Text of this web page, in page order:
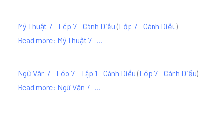
Mỹ Thuật 7 - Lớp 7 - Cánh Diều (Lớp 7 - Cánh Diều)
Read more: Mỹ Thuật 7 -...
Ngữ Văn 7 - Lớp 7 - Tập 1 - Cánh Diều (Lớp 7 - Cánh Diều)
Read more: Ngữ Văn 7 -...